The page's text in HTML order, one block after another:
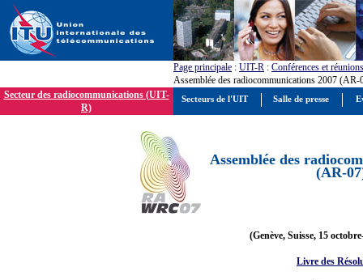
Page principale : UIT-R : Conférences et réunions
Assemblée des radiocommunications 2007 (AR-
Secteur des radiocommunications (UIT-
R)
Assemblée des
(AR-
(Genève, Suisse, 15
Livre des
Secteurs de l'UIT Salle de presse